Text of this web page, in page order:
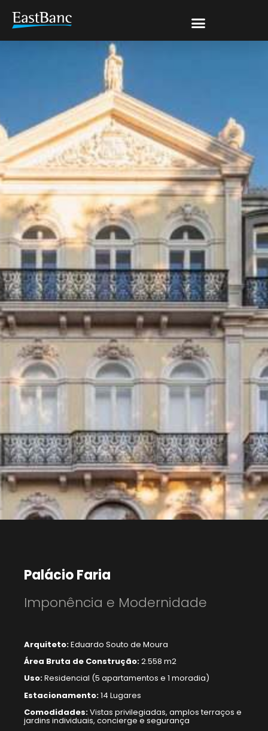
Palácio Faria
Imponência e Modernidade
Arquiteto:Eduardo Souto de Moura
Área Bruta de Construção:2.558 m2
Uso:Residencial (5 apartamentos e 1 moradia)
Estacionamento:14 Lugares
Comodidades:Vistas privilegiadas, amplos terraços e
jardins individuais, concierge e segurança